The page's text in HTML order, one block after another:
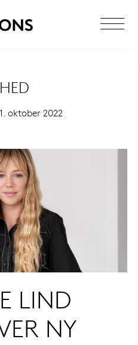
oktober 2022
LIND
NY